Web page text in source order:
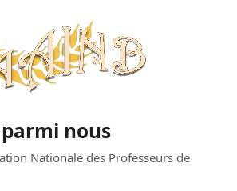
nous
Nationale des Professeurs de